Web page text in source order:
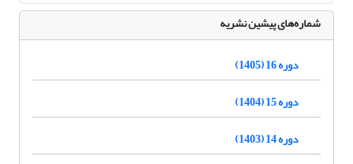
شماره‌های پیشین نشریه
دوره 16 (1405)
دوره 15 (1404)
دوره 14 (1403)